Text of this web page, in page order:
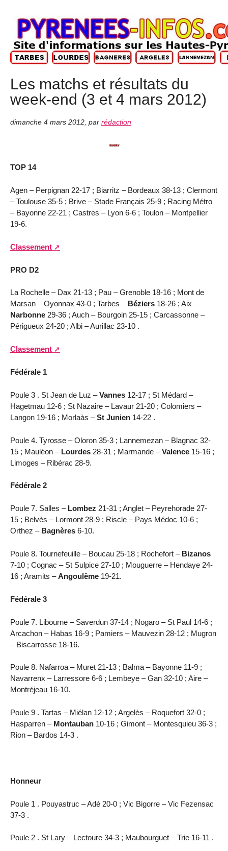
Les matchs et résultats du
week-end (3 et 4 mars 2012)
dimanche 4 mars 2012 par rédaction
TOP 14
Agen – Perpignan 22-17 ; Biarritz – Bordeaux 38-13 ; Clermont
– Toulouse 35-5 ; Brive – Stade Français 25-9 ; Racing Métro
– Bayonne 22-21 ; Castres – Lyon 6-6 ; Toulon – Montpellier
19-6.
Classement
PRO D2
La Rochelle – Dax 21-13 ; Pau – Grenoble 18-16 ; Mont de
Marsan – Oyonnax 43-0 ; Tarbes – Béziers 18-26 ; Aix –
Narbonne 29-36 ; Auch – Bourgoin 25-15 ; Carcassonne –
Périgueux 24-20 ; Albi – Aurillac 23-10 .
Classement
Fédérale 1
Poule 3 . St Jean de Luz –Vannes 12-17 ; St Médard –
Hagetmau 12-6 ; St Nazaire – Lavaur 21-20 ; Colomiers –
Langon 19-16 ; Morlaàs –St Junien 14-22 .
Poule 4. Tyrosse – Oloron 35-3 ; Lannemezan – Blagnac 32-
15 ; Mauléon – Lourdes 28-31 ; Marmande –Valence 15-16 ;
Limoges – Ribérac 28-9.
Fédérale 2
Poule 7. Salles – Lombez 21-31 ; Anglet – Peyrehorade 27-
15 ; Belvès – Lormont 28-9 ; Riscle – Pays Médoc 10-6 ;
Orthez – Bagnères 6-10.
Poule 8. Tournefeuille – Boucau 25-18 ; Rochefort – Bizanos
7-10 ; Cognac – St Sulpice 27-10 ; Mouguerre – Hendaye 24-
16 ; Aramits –Angoulême 19-21.
Fédérale 3
Poule 7. Libourne – Saverdun 37-14 ; Nogaro – St Paul 14-6 ;
Arcachon – Habas 16-9 ; Pamiers – Mauvezin 28-12 ; Mugron
– Biscarrosse 18-16.
Poule 8. Nafarroa – Muret 21-13 ; Balma – Bayonne 11-9 ;
Navarrenx – Larressore 6-6 ; Lembeye – Gan 32-10 ; Aire –
Montréjeau 16-10.
Poule 9 . Tartas – Miélan 12-12 ; Argelès – Roquefort 32-0 ;
Hasparren – Montauban 10-16 ; Gimont – Montesquieu 36-3 ;
Rion – Bardos 14-3 .
Honneur
Poule 1 . Pouyastruc – Adé 20-0 ; Vic Bigorre – Vic Fezensac
37-3 .
Poule 2 . St Lary – Lectoure 34-3 ; Maubourguet – Trie 16-11 .